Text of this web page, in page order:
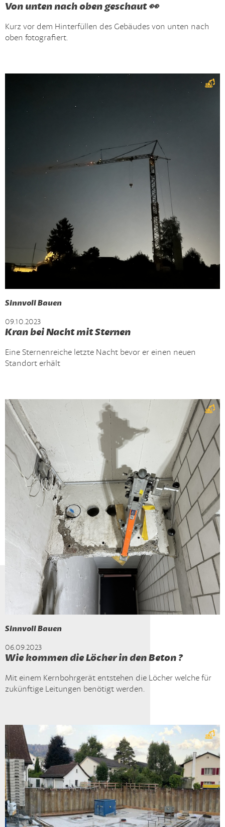
Von unten nach oben geschaut 👀
Kurz vor dem Hinterfüllen des Gebäudes von unten nach
oben fotografiert.
Sinnvoll Bauen
09.10.2023
Kran bei Nacht mit Sternen
Eine Sternenreiche letzte Nacht bevor er einen neuen
Standort erhält
Sinnvoll Bauen
06.09.2023
Wie kommen die Löcher in den Beton ?
Mit einem Kernbohrgerät entstehen die Löcher welche für
zukünftige Leitungen benötigt werden.